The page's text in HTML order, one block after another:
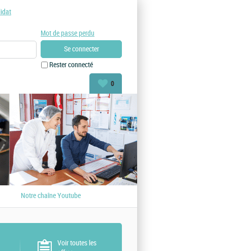
Rester connecté
Mot de passe perdu
0
Notre chaîne Youtube
Voir toutes les